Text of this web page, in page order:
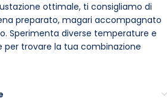
ottimale, ti consigliamo di
preparato, magari accompagnato
Sperimenta diverse temperature e
per trovare la tua combinazione